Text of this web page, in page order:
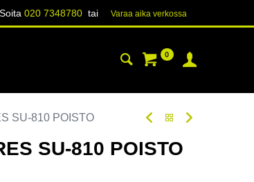
Soita 020 7348780tai Varaa aika verk​​​​ossa
0
SU-810 POISTO
SU-810 POISTO